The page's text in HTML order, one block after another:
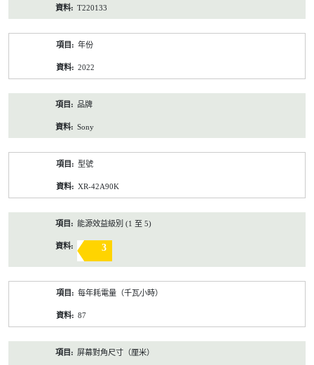
T220133
年份
2022
品牌
Sony
型號
XR-42A90K
能源效益級別 (1 至 5)
3
每年耗電量（千瓦小時）
87
屏幕對角尺寸（厘米）